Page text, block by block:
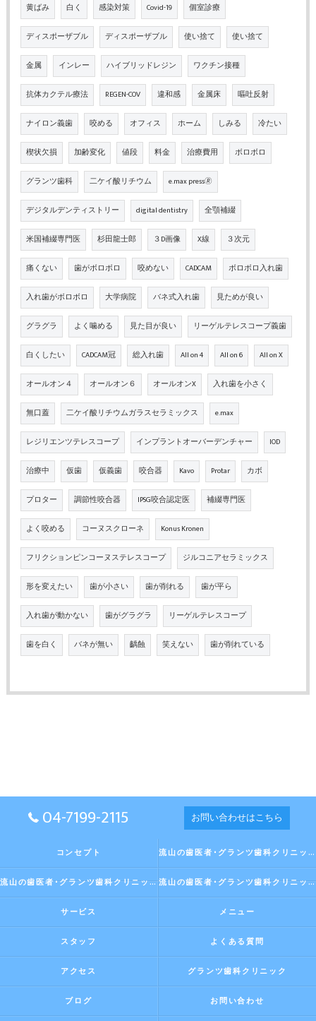
黄ばみ 白く 感染対策 Covid-19 個室診療
ディスポーザブル ディスポーザブル 使い捨て 使い捨て
金属 インレー ハイブリッドレジン ワクチン接種
抗体カクテル療法 REGEN-COV 違和感 金属床 嘔吐反射
ナイロン義歯 咬める オフィス ホーム しみる 冷たい
楔状欠損 加齢変化 値段 料金 治療費用 ボロボロ
グランツ歯科 二ケイ酸リチウム e.max press🄬
デジタルデンティストリー digital dentistry 全顎補綴
米国補綴専門医 杉田龍士郎 ３D画像 X線 ３次元
痛くない 歯がボロボロ 咬めない CADCAM ボロボロ入れ歯
入れ歯がボロボロ 大学病院 バネ式入れ歯 見ためが良い
グラグラ よく噛める 見た目が良い リーゲルテレスコープ義歯
白くしたい CADCAM冠 総入れ歯 All on 4 All on 6 All on X
オールオン４ オールオン６ オールオンX 入れ歯を小さく
無口蓋 二ケイ酸リチウムガラスセラミックス e.max
レジリエンツテレスコープ インプラントオーバーデンチャー IOD
治療中 仮歯 仮義歯 咬合器 Kavo Protar カボ
プロター 調節性咬合器 IPSG咬合認定医 補綴専門医
よく咬める コーヌスクローネ Konus Kronen
フリクションピンコーヌステレスコープ ジルコニアセラミックス
形を変えたい 歯が小さい 歯が削れる 歯が平ら
入れ歯が動かない 歯がグラグラ リーゲルテレスコープ
歯を白く バネが無い 齲蝕 笑えない 歯が削れている
04-7199-2115 お問い合わせはこちら
コンセプト 流山の歯医者･グランツ歯科クリニックの口コミ情報
流山の歯医者･グランツ歯科クリニックの評判 流山の歯医者･グランツ歯科クリニックのお客様の声
サービス メニュー
スタッフ よくある質問
アクセス グランツ歯科クリニック
ブログ お問い合わせ